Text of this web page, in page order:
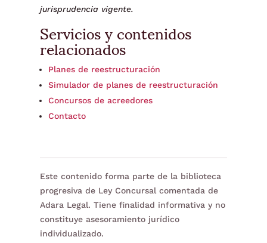
jurisprudencia vigente.
Servicios y contenidos
relacionados
Planes de reestructuración
Simulador de planes de reestructuración
Concursos de acreedores
Contacto
Este contenido forma parte de la biblioteca
progresiva de Ley Concursal comentada de
Adara Legal. Tiene finalidad informativa y no
constituye asesoramiento jurídico
individualizado.